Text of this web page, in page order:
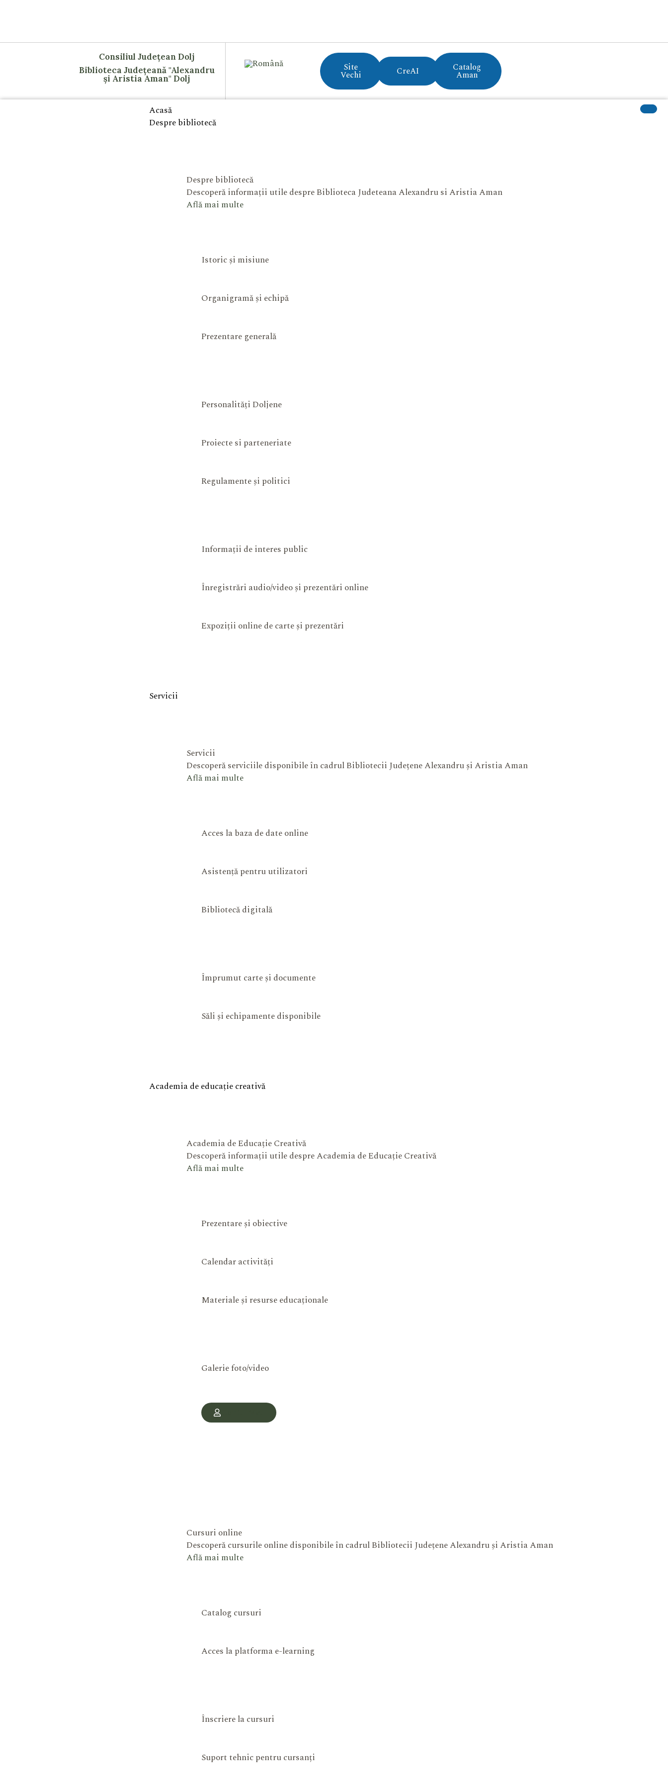
Consiliul Județean Dolj
Biblioteca Județeană "Alexandru
și Aristia Aman" Dolj
Site
Vechi CreAI Catalog
Aman
Acasă
Despre bibliotecă
Despre bibliotecă
Descoperă informații utile despre Biblioteca Judeteana Alexandru si Aristia Aman
Află mai multe
Istoric și misiune
Organigramă și echipă
Prezentare generală
Personalități Doljene
Proiecte si parteneriate
Regulamente și politici
Informații de interes public
Înregistrări audio/video și prezentări online
Expoziții online de carte și prezentări
Servicii
Servicii
Descoperă serviciile disponibile în cadrul Bibliotecii Județene Alexandru și Aristia Aman
Află mai multe
Acces la baza de date online
Asistență pentru utilizatori
Bibliotecă digitală
Împrumut carte și documente
Săli și echipamente disponibile
Academia de educație creativă
Academia de Educație Creativă
Descoperă informații utile despre Academia de Educație Creativă
Află mai multe
Prezentare și obiective
Calendar activități
Materiale și resurse educaționale
Galerie foto/video
Cursuri online
Descoperă cursurile online disponibile în cadrul Bibliotecii Județene Alexandru și Aristia Aman
Află mai multe
Catalog cursuri
Acces la platforma e-learning
Înscriere la cursuri
Suport tehnic pentru cursanți